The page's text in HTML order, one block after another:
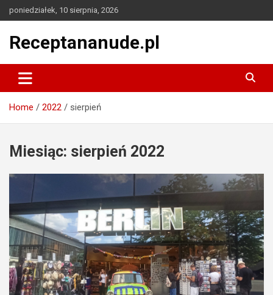
to
poniedziałek, 10 sierpnia, 2026
Receptananude.pl
Home 2022 sierpień
Miesiąc: sierpień 2022